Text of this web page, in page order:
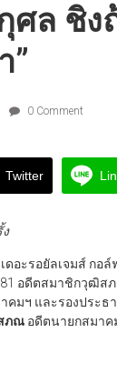
ศล ชิง
”
0 Comment
Twitter
ดอะรอยัลเจมส์ ก
อดีตสมาชิกวุฒิส
คมฯ และรองประธ
ภณ อดีตนายกสมา